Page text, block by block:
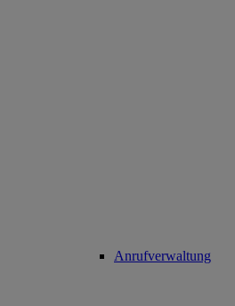
Anrufverwaltung